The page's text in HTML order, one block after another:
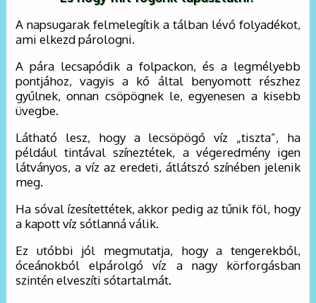
A napsugarak felmelegítik a tálban lévő folyadékot,
ami elkezd párologni.
A pára lecsapódik a folpackon, és a legmélyebb
pontjához, vagyis a kő által benyomott részhez
gyűlnek, onnan csöpögnek le, egyenesen a kisebb
üvegbe.
Látható lesz, hogy a lecsöpögő víz „tiszta”, ha
például tintával színeztétek, a végeredmény igen
látványos, a víz az eredeti, átlátszó színében jelenik
meg.
Ha sóval ízesítettétek, akkor pedig az tűnik föl, hogy
a kapott víz sótlanná válik.
Ez utóbbi jól megmutatja, hogy a tengerekből,
óceánokból elpárolgó víz a nagy körforgásban
szintén elveszíti sótartalmát.